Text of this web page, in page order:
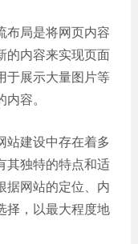
布局是将网页内容
的内容来实现页面
于展示大量图片等
容。
站建设中存在着多
其独特的特点和适
据网站的定位、内
择，以最大程度地